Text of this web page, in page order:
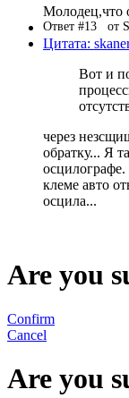
Молодец,что
Ответ #13 от
Цитата:
Вот и
через
обратку... Я
клеме авто
осцила...
Are you
Confirm
Cancel
Are you